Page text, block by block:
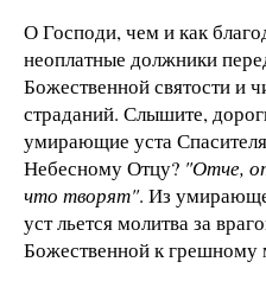
О Господи, чем и как
неоплатные должники
Божественной святости и
страданий. Слышите,
умирающие уста
Небесному Отцу? "Отче,
что творят". Из
уст льется молитва за
Божественной к грешному